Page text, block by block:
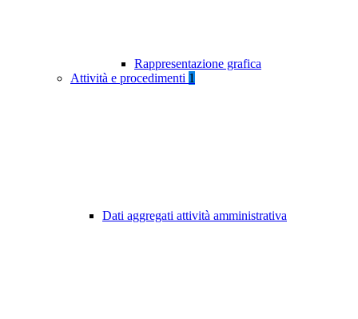
Rappresentazione grafica
Attività e procedimenti 1
Dati aggregati attività amministrativa